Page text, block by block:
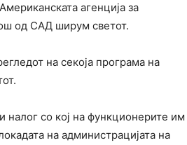
агенција за
од САД ширум светот.
на секоја програма на
налог со кој на функционерите им
на администрацијата на